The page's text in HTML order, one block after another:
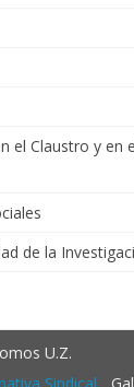
el Claustro y en
de la
U.Z.
Sindical